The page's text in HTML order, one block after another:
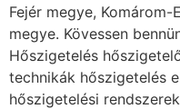
Fejér megye,
megye. Kövessen
Hőszigetelés
technikák hőszigetelés
hőszigetelési